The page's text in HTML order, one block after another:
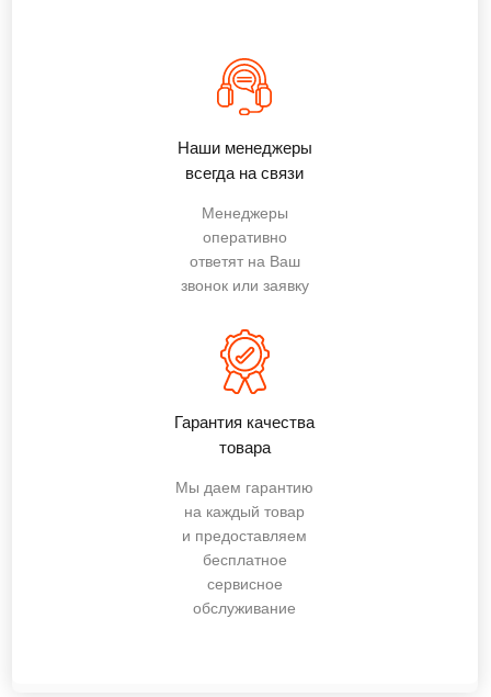
Гарантия качества
товара
Наши менеджеры
всегда на связи
Мы даем гарантию
на каждый товар
и предоставляем
бесплатное
сервисное
обслуживание
Менеджеры
оперативно
ответят на Ваш
звонок или заявку